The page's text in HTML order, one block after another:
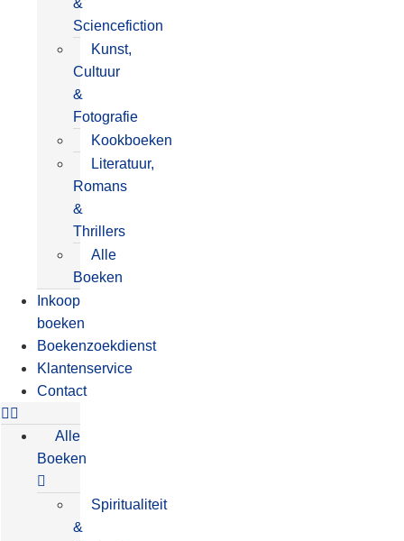
&
Sciencefiction
Kunst,
Cultuur
&
Fotografie
Kookboeken
Literatuur,
Romans
&
Thrillers
Alle
Boeken
Inkoop
boeken
Boekenzoekdienst
Klantenservice
Contact
Alle
Boeken
Spiritualiteit
&